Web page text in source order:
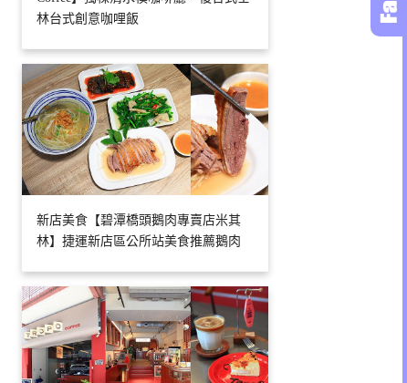
林台式創意咖哩飯
新店美食【碧潭橋頭鵝肉專賣店米其
林】捷運新店區公所站美食推薦鵝肉